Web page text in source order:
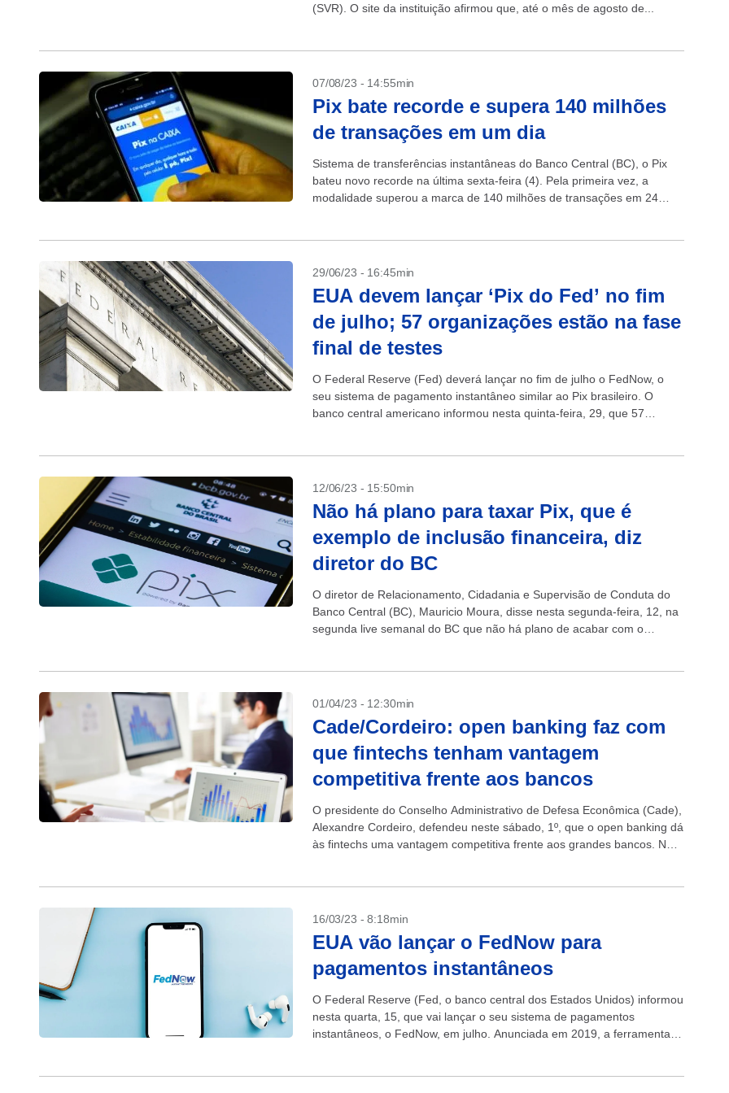
(SVR). O site da instituição afirmou que, até o mês de agosto de...
07/08/23 - 14:55min
Pix bate recorde e supera 140 milhões
de transações em um dia
Sistema de transferências instantâneas do Banco Central (BC), o Pix
bateu novo recorde na última sexta-feira (4). Pela primeira vez, a
modalidade superou a marca de 140 milhões de transações em 24
29/06/23 - 16:45min
EUA devem lançar ‘Pix do Fed’ no fim
de julho; 57 organizações estão na fase
final de testes
O Federal Reserve (Fed) deverá lançar no fim de julho o FedNow, o
seu sistema de pagamento instantâneo similar ao Pix brasileiro. O
banco central americano informou nesta quinta-feira, 29, que 57
12/06/23 - 15:50min
Não há plano para taxar Pix, que é
exemplo de inclusão financeira, diz
diretor do BC
O diretor de Relacionamento, Cidadania e Supervisão de Conduta do
Banco Central (BC), Mauricio Moura, disse nesta segunda-feira, 12, na
segunda live semanal do BC que não há plano de acabar com o
01/04/23 - 12:30min
Cade/Cordeiro: open banking faz com
que fintechs tenham vantagem
competitiva frente aos bancos
O presidente do Conselho Administrativo de Defesa Econômica (Cade),
Alexandre Cordeiro, defendeu neste sábado, 1º, que o open banking dá
às fintechs uma vantagem competitiva frente aos grandes bancos. Na
16/03/23 - 8:18min
EUA vão lançar o FedNow para
pagamentos instantâneos
O Federal Reserve (Fed, o banco central dos Estados Unidos) informou
nesta quarta, 15, que vai lançar o seu sistema de pagamentos
instantâneos, o FedNow, em julho. Anunciada em 2019, a ferramenta –